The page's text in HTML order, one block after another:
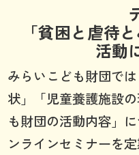
「貧困と虐待
活動
みらいこども財団で
状」「児童養護施設
も財団の活動内容」
ンラインセミナーを